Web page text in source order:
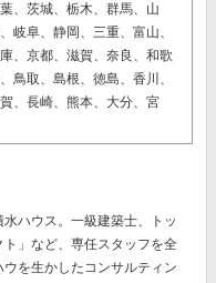
、茨城、栃木、群馬、山
岐阜、静岡、三重、富山、
、京都、滋賀、奈良、和歌
鳥取、島根、徳島、香川、
、長崎、熊本、大分、宮
ハウス。一級建築士、トッ
」 など、専任スタッフを全
を生かしたコンサルティン